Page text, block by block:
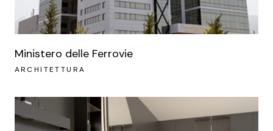
Ministero delle Ferrovie
ARCHITETTURA